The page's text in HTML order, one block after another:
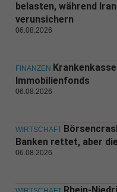
belasten, während
verunsichern
06.08.2026
FINANZEN
Immobilienfonds
06.08.2026
WIRTSCHAFT
Banken rettet, aber
06.08.2026